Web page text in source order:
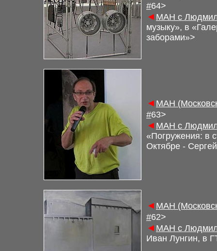
#64>
◄ МАН с
музыку», в
заборами»>
◄ МАН
#63>
◄ МАН с
«Погружения: в
Октябре -
◄ МАН
#62>
◄ МАН с
Иван Лунгин, в